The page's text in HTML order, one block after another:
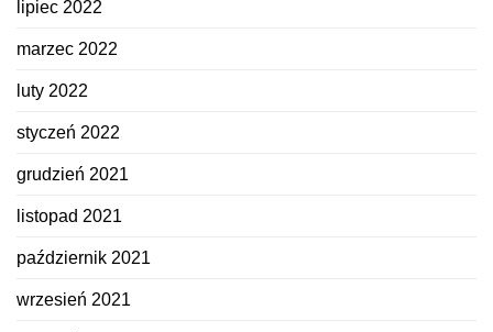
lipiec 2022
marzec 2022
luty 2022
styczeń 2022
grudzień 2021
listopad 2021
październik 2021
wrzesień 2021